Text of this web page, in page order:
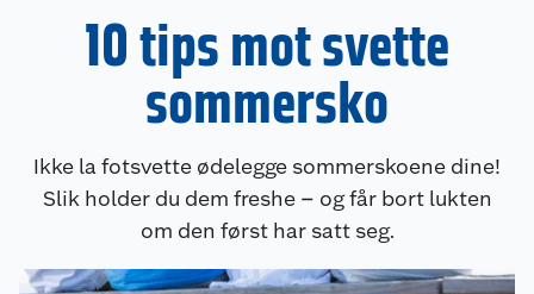
10 tips mot svette
sommersko
Ikke la fotsvette ødelegge sommerskoene dine!
Slik holder du dem freshe – og får bort lukten
om den først har satt seg.